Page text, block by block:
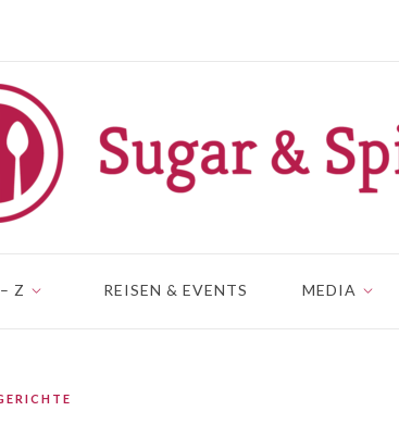
Z REISEN & EVENTS MEDIA